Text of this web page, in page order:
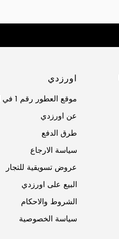
اورزدي
موقع العطور رقم 1 في العراق
عن اورزدي
طرق الدفع
سياسة الارجاع
عروض تسويقية للتجار
البيع على اورزدي
الشروط والاحكام
سياسة الخصوصية